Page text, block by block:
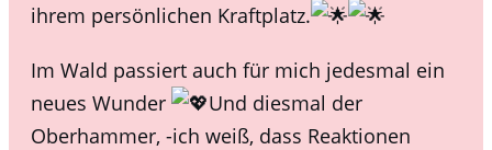
ihrem persönlichen Kraftplatz.
Im Wald passiert auch für mich jedesmal ein
neues Wunder
Und diesmal der
Oberhammer, -ich weiß, dass Reaktionen